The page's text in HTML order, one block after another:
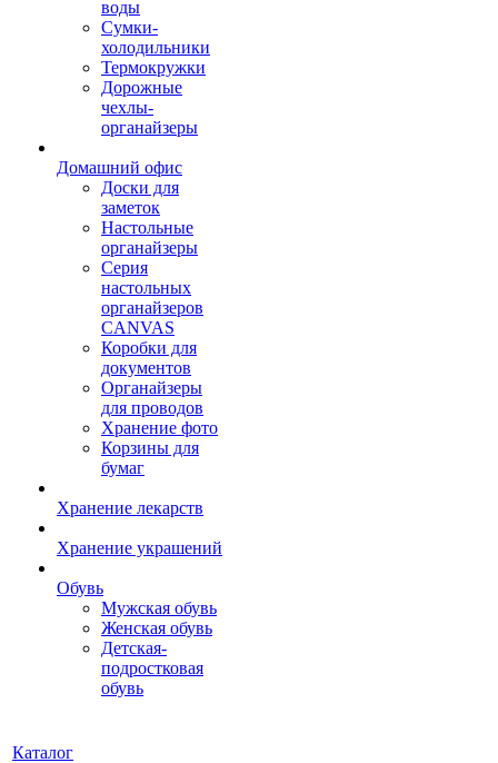
воды
Сумки-
холодильники
Термокружки
Дорожные
чехлы-
органайзеры
Домашний офис
Доски для
заметок
Настольные
органайзеры
Серия
настольных
органайзеров
CANVAS
Коробки для
документов
Органайзеры
для проводов
Хранение фото
Корзины для
бумаг
Хранение лекарств
Хранение украшений
Обувь
Мужская обувь
Женская обувь
Детская-
подростковая
обувь
Каталог